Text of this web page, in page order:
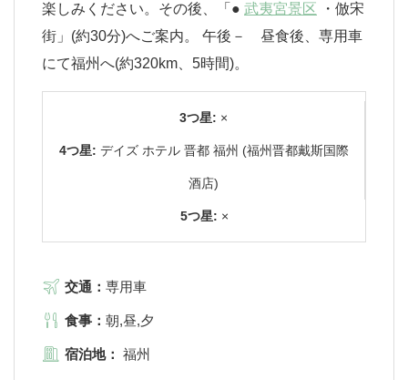
楽しみください。その後、「● 武夷宮景区 ・倣宋
街」(約30分)へご案内。 午後－ 昼食後、専用車
にて福州へ(約320km、5時間)。
3つ星: ×
4つ星: デイズ ホテル 晋都 福州 (福州晋都戴斯国際
酒店)
5つ星: ×
交通： 専用車
食事： 朝,昼,夕
宿泊地： 福州